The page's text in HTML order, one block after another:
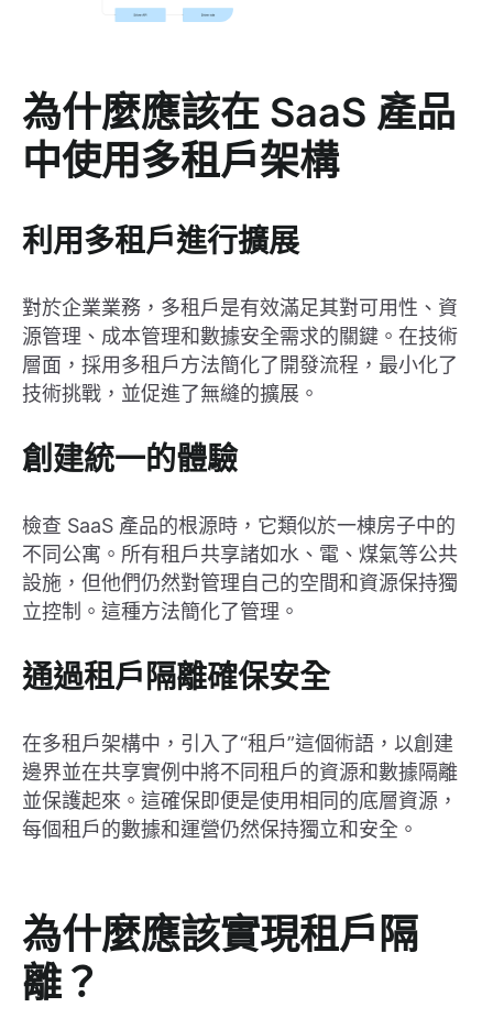
為什麼應該在 SaaS 產品
中使用多租戶架構
利用多租戶進行擴展
對於企業業務，多租戶是有效滿足其對可用性、資
源管理、成本管理和數據安全需求的關鍵。在技術
層面，採用多租戶方法簡化了開發流程，最小化了
技術挑戰，並促進了無縫的擴展。
創建統一的體驗
檢查 SaaS 產品的根源時，它類似於一棟房子中的
不同公寓。所有租戶共享諸如水、電、煤氣等公共
設施，但他們仍然對管理自己的空間和資源保持獨
立控制。這種方法簡化了管理。
通過租戶隔離確保安全
在多租戶架構中，引入了“租戶”這個術語，以創建
邊界並在共享實例中將不同租戶的資源和數據隔離
並保護起來。這確保即便是使用相同的底層資源，
每個租戶的數據和運營仍然保持獨立和安全。
為什麼應該實現租戶隔
離？